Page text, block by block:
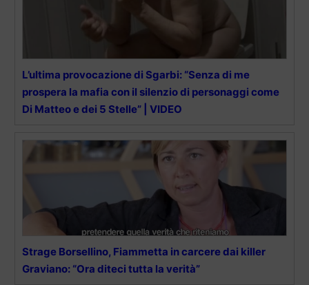
L’ultima provocazione di Sgarbi: “Senza di me
prospera la mafia con il silenzio di personaggi come
Di Matteo e dei 5 Stelle” | VIDEO
Strage Borsellino, Fiammetta in carcere dai killer
Graviano: “Ora diteci tutta la verità”